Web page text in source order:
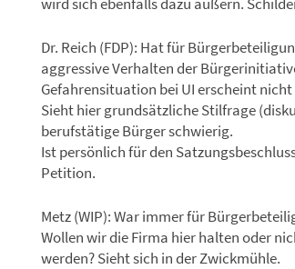
Dr. Reich (FDP): Hat für
aggressive Verhalten der
Gefahrensituation bei UI erscheint
Sieht hier grundsätzliche Stilfrage
berufstätige Bürger schwierig.
Ist persönlich für den
Petition.
Metz (WIP): War immer für
Wollen wir die Firma hier halten oder
werden? Sieht sich in der Zwickmühle.